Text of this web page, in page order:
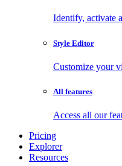
Identify, activate
Style Editor
Customize your
All features
Access all our
Pricing
Explorer
Resources